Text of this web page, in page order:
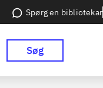
Spørg en bibliotekar
Søg